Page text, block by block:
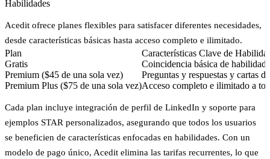
Habilidades
Acedit ofrece planes flexibles para satisfacer diferentes necesidades,
desde características básicas hasta acceso completo e ilimitado.
Plan
Características Clave de
Gratis
Coincidencia básica de
Premium ($45 de una sola vez)
Preguntas y respuestas y cartas
Premium Plus ($75 de una sola vez)Acceso completo e ilimitado a
Cada plan incluye integración de perfil de LinkedIn y soporte para
ejemplos STAR personalizados, asegurando que todos los usuarios
se beneficien de características enfocadas en habilidades. Con un
modelo de pago único, Acedit elimina las tarifas recurrentes, lo que